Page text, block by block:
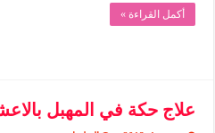
أكمل القراءة »
علاج حكة في المهبل